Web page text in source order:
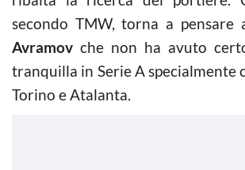
secondo TMW, torna a pensare
Avramov che non ha avuto
tranquilla in Serie A specialmente
Torino e Atalanta.